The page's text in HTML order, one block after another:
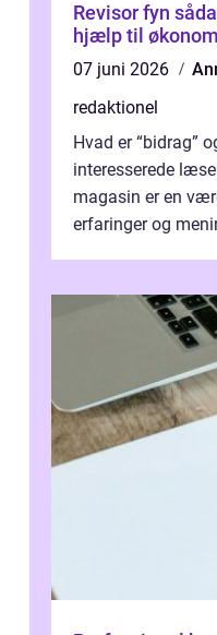
Revisor fyn sådan finder du den rigtige
hjælp til
07 juni 2026
redaktionel
Hvad er “bidrag”
interesserede
magasin er en
erfaringer og